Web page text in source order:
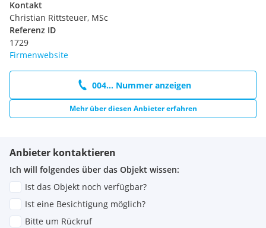
**Büroflächen:**
Moderne Ausstattung (Glastrennwände, etc.)
Begehbare Dachflächen
**Außenanlage:**
Ausreichend PKW- und LKW-Stellflächen
Eingezäuntes Gelände
monatliche Miete ab EUR 6,40 /m2 zzgl. BK u. MwSt.
Weitere Preis und Detailinformation auf Anfrage.
Kontakt
Christian Rittsteuer, MSc
Referenz ID
1729
Firmenwebsite
004... Nummer anzeigen
Mehr über diesen Anbieter erfahren
Anbieter kontaktieren
Ich will folgendes über das Objekt wissen:
Ist das Objekt noch verfügbar?
Ist eine Besichtigung möglich?
Bitte um Rückruf